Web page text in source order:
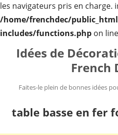
les navigateurs pris en charge.
/home/frenchdec/
includes/functions.php on line
Idées de
French
Faites-le plein de bonnes idées
table basse en fer